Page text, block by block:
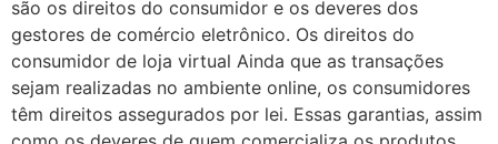
são os direitos do consumidor e os deveres dos
gestores de comércio eletrônico. Os direitos do
consumidor de loja virtual Ainda que as transações
sejam realizadas no ambiente online, os consumidores
têm direitos assegurados por lei. Essas garantias, assim